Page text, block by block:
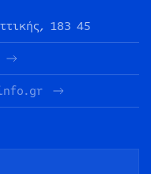
183 45